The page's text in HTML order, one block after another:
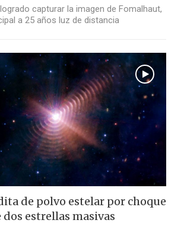
capturar la imagen de Fomalhaut,
a 25 años luz de distancia
de polvo estelar por choque
estrellas masivas